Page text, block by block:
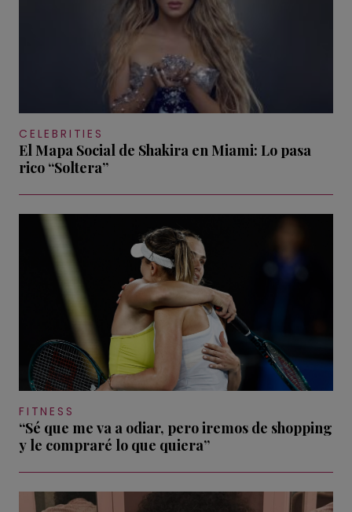
CELEBRITIES
El Mapa Social de Shakira en Miami: Lo pasa
rico “Soltera”
FITNESS
“Sé que me va a odiar, pero iremos de shopping
y le compraré lo que quiera”